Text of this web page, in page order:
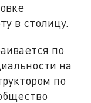
в столицу.
по
на
по